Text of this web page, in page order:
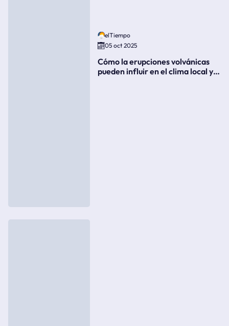
elTiempo
05 oct 2025
Cómo la erupciones volvánicas
pueden influir en el clima local y